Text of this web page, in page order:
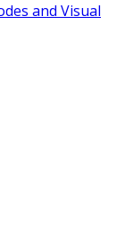
and Visual